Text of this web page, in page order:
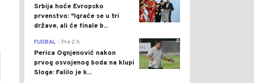
Srbija hoće Evropsko
prvenstvo: "Igraće se u tri
države, ali će finale b...
0
FUDBAL Pre 2 h
Perica Ognjenović nakon
prvog osvojenog boda na klupi
Sloge: Falilo je k...